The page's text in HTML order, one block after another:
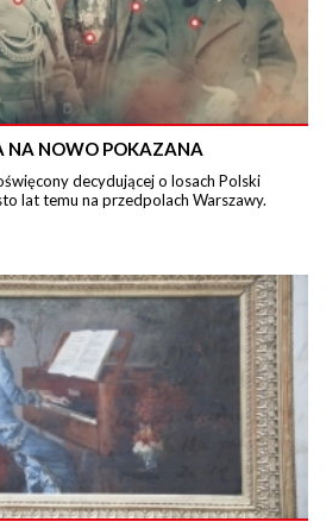
NA NOWO POKAZANA
decydującej o losach Polski
lat temu na przedpolach Warszawy.